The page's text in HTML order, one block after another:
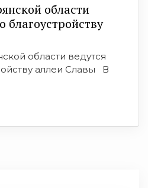
области
благоустройству
области ведутся
аллеи Славы В